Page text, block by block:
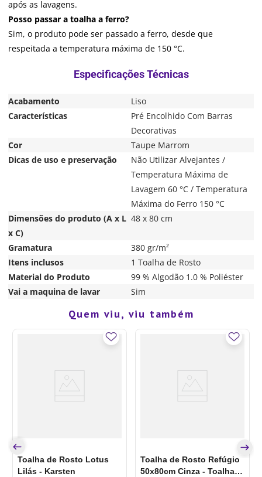
após as lavagens.
Posso passar a toalha a ferro?
Sim, o produto pode ser passado a ferro, desde que
respeitada a temperatura máxima de 150 °C.
Acabamento
Liso
Características
Pré Encolhido Com Barras
Decorativas
Cor
Taupe Marrom
Dicas de uso e preservação
Não Utilizar Alvejantes /
Temperatura Máxima de
Lavagem 60 °C / Temperatura
Máxima do Ferro 150 °C
Dimensões do produto (A x L
x C)
48 x 80 cm
Gramatura
380 gr/m²
Itens inclusos
1 Toalha de Rosto
Material do Produto
99 % Algodão 1.0 % Poliéster
Vai a maquina de lavar
Sim
Quem viu, viu também
Toalha de Rosto Lotus
Lilás - Karsten
Toalha de Rosto Refúgio
50x80cm Cinza - Toalhas